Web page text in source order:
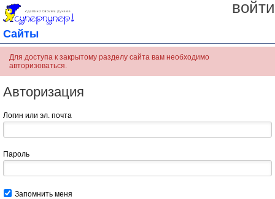
войти
Сайты
Для доступа к закрытому разделу сайта вам необходимо
авторизоваться.
Авторизация
Логин или эл. почта
Пароль
Запомнить меня